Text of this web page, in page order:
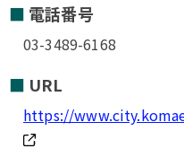
電話番号
03-3489-6168
URL
https://